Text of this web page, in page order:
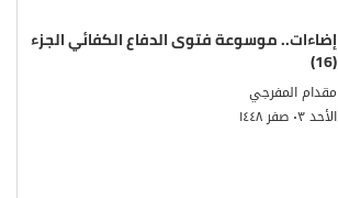
إضاءات.. موسوعة فتوى الدفاع الكفائي الجزء
(16)
مقدام المفرجي
الأحد ٠٣ صفر ١٤٤٨